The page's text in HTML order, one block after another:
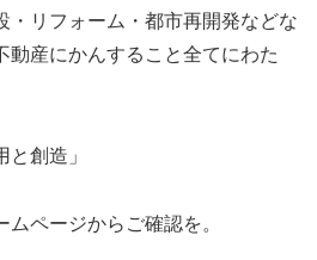
・リフォーム・都市再開発などな
動産にかんすること全てにわた
創造」
ページからご確認を。